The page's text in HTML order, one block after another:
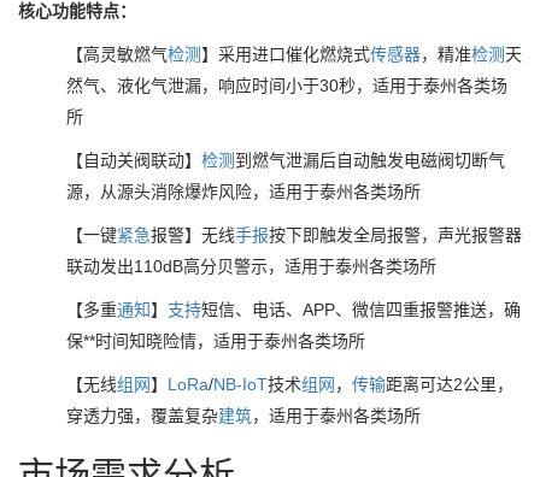
核心功能特点：
【高灵敏燃气检测】采用进口催化燃烧式传感器，精准检测 天
然气、液化气泄漏，响应时间小于30秒，适用于泰州各类场
所
【自动关阀联动】 检测 到燃气泄漏后自动触发电磁阀切断气
源，从源头消除爆炸风险，适用于泰州各类场所
【一键紧急报警】无线手报按下即触发全局报警，声光报警器
联动发出110dB高分贝警示，适用于泰州各类场所
【多重通知】 支持短信、电话、APP、微信四重报警推送，确
保**时间知晓险情，适用于泰州各类场所
【无线组网】 LoRa/NB-IoT技术组网 ， 传输距离可达2公里，
穿透力强，覆盖复杂建筑，适用于泰州各类场所